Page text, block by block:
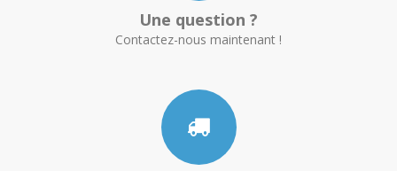
Une question ?
Contactez-nous maintenant !